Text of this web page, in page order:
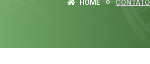
HOME CONTATO